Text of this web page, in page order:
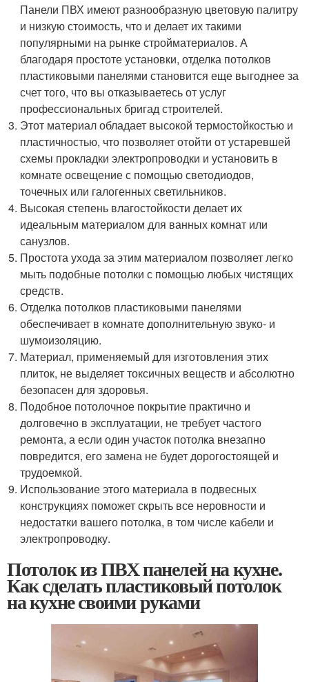
Панели ПВХ имеют разнообразную цветовую палитру
и низкую стоимость, что и делает их такими
популярными на рынке стройматериалов. А
благодаря простоте установки, отделка потолков
пластиковыми панелями становится еще выгоднее за
счет того, что вы отказываетесь от услуг
профессиональных бригад строителей.
Этот материал обладает высокой термостойкостью и
пластичностью, что позволяет отойти от устаревшей
схемы прокладки электропроводки и установить в
комнате освещение с помощью светодиодов,
точечных или галогенных светильников.
Высокая степень влагостойкости делает их
идеальным материалом для ванных комнат или
санузлов.
Простота ухода за этим материалом позволяет легко
мыть подобные потолки с помощью любых чистящих
средств.
Отделка потолков пластиковыми панелями
обеспечивает в комнате дополнительную звуко- и
шумоизоляцию.
Материал, применяемый для изготовления этих
плиток, не выделяет токсичных веществ и абсолютно
безопасен для здоровья.
Подобное потолочное покрытие практично и
долговечно в эксплуатации, не требует частого
ремонта, а если один участок потолка внезапно
повредится, его замена не будет дорогостоящей и
трудоемкой.
Использование этого материала в подвесных
конструкциях поможет скрыть все неровности и
недостатки вашего потолка, в том числе кабели и
электропроводку.
Потолок из ПВХ панелей на кухне.
Как сделать пластиковый потолок
на кухне своими руками